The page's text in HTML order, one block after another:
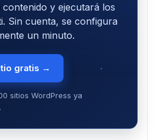
contenido y ejecutará los
Sin cuenta, se configura
un minuto.
gratis →
sitios WordPress ya